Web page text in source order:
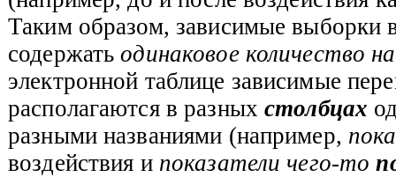
Таким образом, зависимые выборки
содержатьодинаковое количество
электронной таблице зависимые
располагаются в разныхстолбцах
разными названиями (например,
воздействия и показатели чего-то